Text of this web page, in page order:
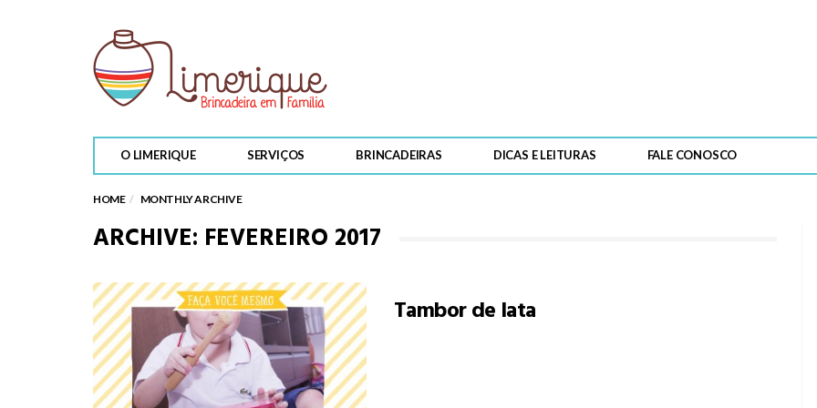
O LIMERIQUE SERVIÇOS BRINCADEIRAS DICAS E LEITURAS FALE CONOSCO
HOME MONTHLY ARCHIVE
ARCHIVE: FEVEREIRO 2017
Tambor de lata
PARA LER
É preciso soltar o Gaspar!
PARA LER
Adélia